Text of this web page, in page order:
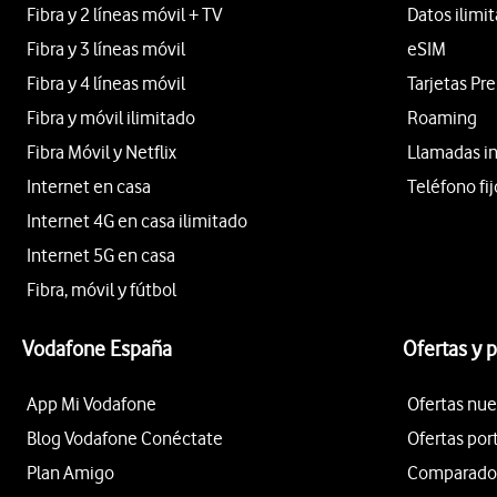
Fibra y 2 líneas móvil + TV
Fibra y 3 líneas móvil
Fibra y 4 líneas móvil
Fibra y móvil ilimitado
Fibra Móvil y Netflix
Internet en casa
Internet 4G en casa ilimitado
Internet 5G en casa
Fibra, móvil y fútbol
Datos
eSIM
Tarjetas
Roaming
Llamadas
Teléfono
Vodafone España
App Mi Vodafone
Blog Vodafone Conéctate
Plan Amigo
Ofertas y
Ofertas
Ofertas